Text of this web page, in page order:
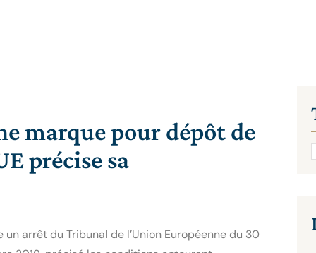
marque pour dépôt de
précise sa
arrêt du Tribunal de l’Union Européenne du 30